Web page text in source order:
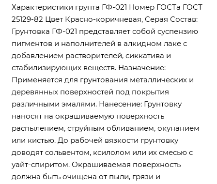
Характеристики грунта ГФ-021 Номер ГОСТа ГОСТ
25129-82 Цвет Красно-коричневая, Серая Состав:
Грунтовка ГФ-021 представляет собой суспензию
пигментов и наполнителей в алкидном лаке с
добавлением растворителей, сиккатива и
стабилизирующих веществ. Назначение:
Применяется для грунтования металлических и
деревянных поверхностей под покрытия
различными эмалями. Нанесение: Грунтовку
наносят на окрашиваемую поверхность
распылением, струйным обливанием, окунанием
или кистью. До рабочей вязкости грунтовку
доводят сольвентом, ксилолом или их смесью с
уайт-спиритом. Окрашиваемая поверхность
должна быть очищена от пыли, грязи и